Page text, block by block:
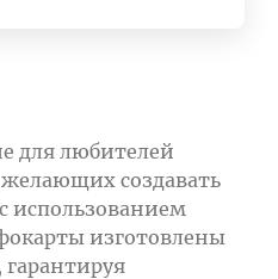
для любителей
создавать
использованием
изготовлены